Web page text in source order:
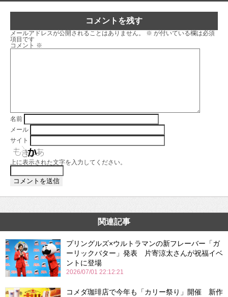
コメントを残す
メールアドレスが公開されることはありません。 ※ が付いている欄は必須
項目です
コメント ※
名前
メール
サイト
上に表示された文字を入力してください。
関連記事
プリングルズ×ウルトラマンの新フレーバー「ガ
ーリックバター」発表 片寄涼太さんが祝福イベ
ントに登場
2026/07/01 22:12:21
コメダ珈琲店で今年も「カリー祭り」開催 新作